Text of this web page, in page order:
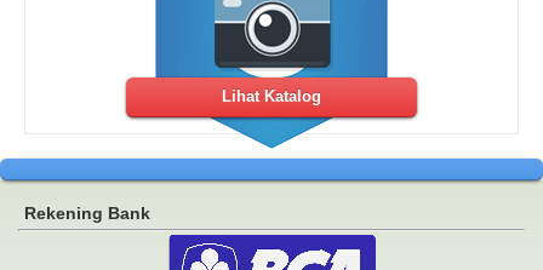
Lihat Katalog
Rekening Bank